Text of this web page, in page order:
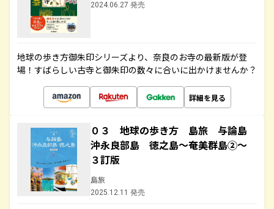
2024.06.27 発売
地球の歩き方御朱印シリーズより、奈良のお寺の最新版が登
場！すばらしい古寺と御朱印の数々に合いに出かけませんか？
詳細を見る
０３ 地球の歩き方 島旅 与論島
沖永良部島 徳之島～奄美群島②～
３訂版
島旅
2025.12.11 発売